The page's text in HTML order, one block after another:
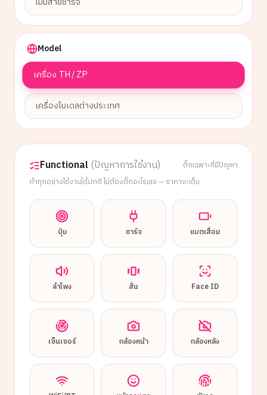
Model
เครื่อง TH / ZP
เครื่องโมเดลต่างประเทศ
Functional(ปัญหาการใช้งาน)
ติ๊กเฉพาะที่มีปัญหา
ถ้าทุกอย่างใช้งานได้ปกติ ไม่ต้องติ๊กอะไรเลย — ราคาจะเต็ม
ปุ่ม ชาร์จ แบตเสื่อม
ลำโพง สั่น Face ID
เซ็นเซอร์ กล้องหน้า กล้องหลัง